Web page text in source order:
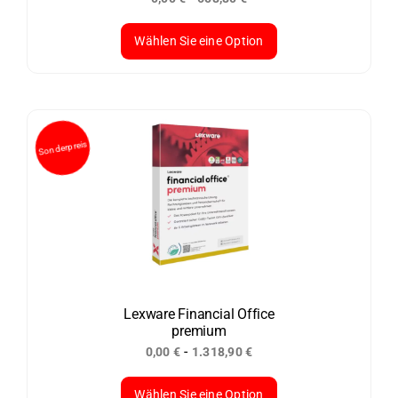
gewählt
werden
Wählen Sie eine Option
mehrere
Varianten
Optionen
können
der
Produktseite
gewählt
werden
Lexware Financial Office
premium
0,00 € - 1.318,90€
Wählen Sie eine Option